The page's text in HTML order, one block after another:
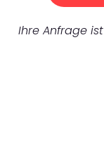
Ihre Anfrage